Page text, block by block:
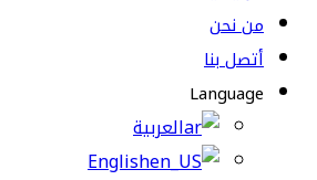
من نحن
أتصل بنا
Language
العربية
English